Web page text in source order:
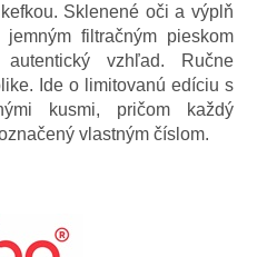
Sklenené oči a výplň
filtračným pieskom
autentický vzhľad. Ručne
Ide o limitovanú edíciu s
kusmi, pričom každý
vlastným číslom.